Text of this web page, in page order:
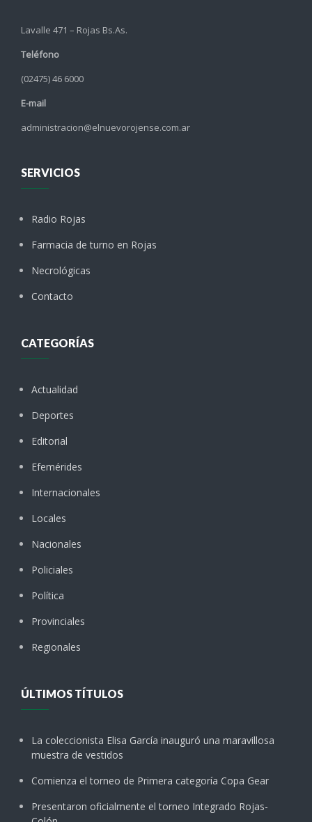
Lavalle 471 – Rojas Bs.As.
Teléfono
(02475) 46 6000
E-mail
administracion@elnuevorojense.com.ar
SERVICIOS
Radio Rojas
Farmacia de turno en Rojas
Necrológicas
Contacto
CATEGORÍAS
Actualidad
Deportes
Editorial
Efemérides
Internacionales
Locales
Nacionales
Policiales
Política
Provinciales
Regionales
ÚLTIMOS TÍTULOS
La coleccionista Elisa García inauguró una maravillosa
muestra de vestidos
Comienza el torneo de Primera categoría Copa Gear
Presentaron oficialmente el torneo Integrado Rojas-